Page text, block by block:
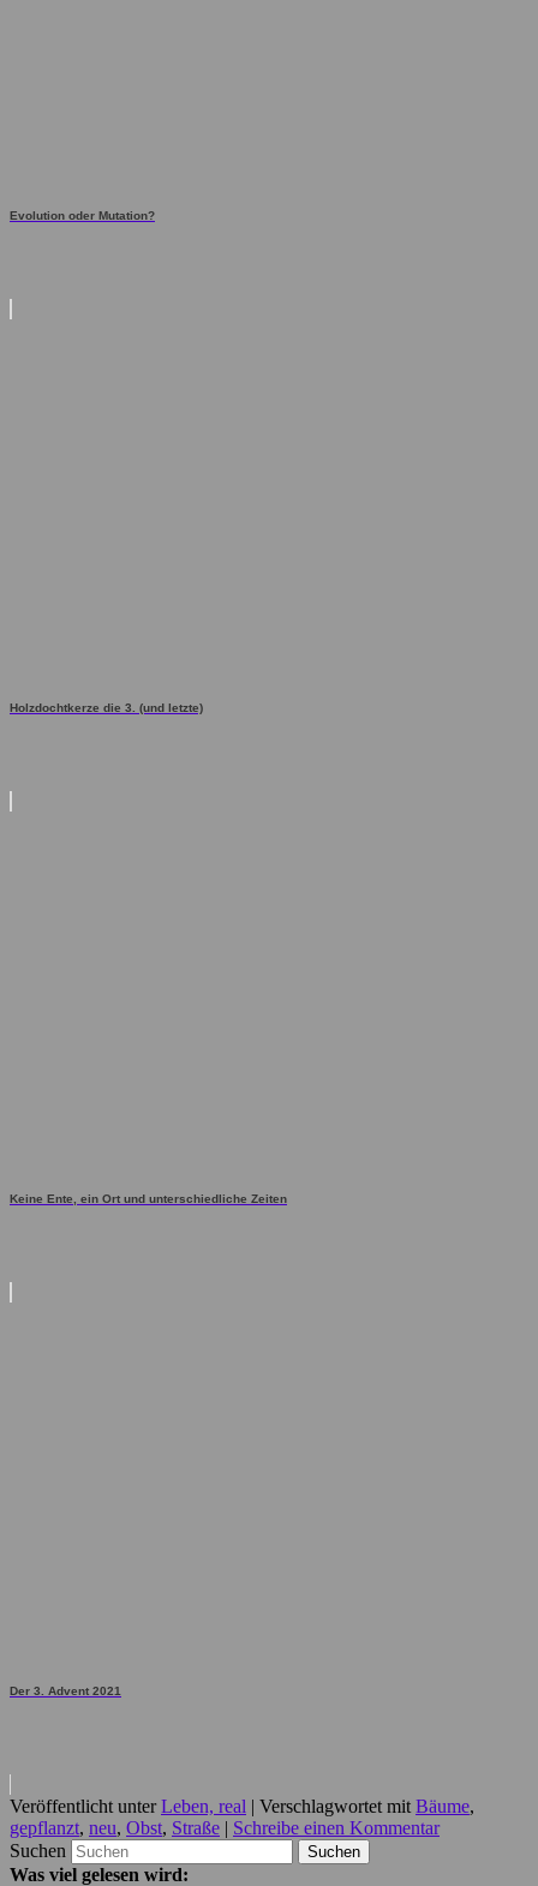
Evolution oder Mutation?
Holzdochtkerze die 3. (und letzte)
Keine Ente, ein Ort und unterschiedliche Zeiten
Der 3. Advent 2021
Veröffentlicht unter Leben, real | Verschlagwortet mit Bäume,
gepflanzt, neu, Obst, Straße | Schreibe einen Kommentar
Suchen
Was viel gelesen wird: